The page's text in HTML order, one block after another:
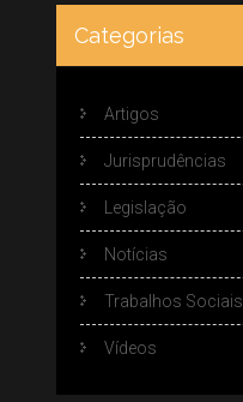
Categorias
Artigos
Jurisprudências
Legislação
Notícias
Trabalhos Sociais
Vídeos